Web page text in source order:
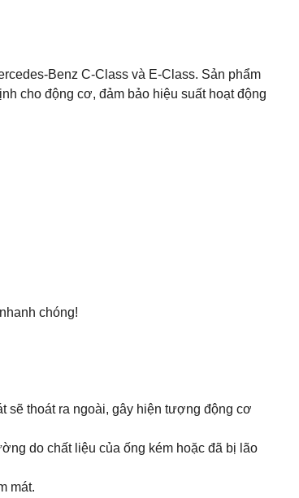
Benz C-Class và E-Class. Sản phẩm
cho động cơ, đảm bảo hiệu suất hoạt động
chóng!
sẽ thoát ra ngoài, gây hiện tượng động cơ
do chất liệu của ống kém hoặc đã bị lão
mát.